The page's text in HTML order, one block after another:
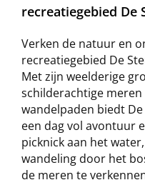
recreatiegebied De
Verken de natuur en
recreatiegebied De
Met zijn weelderige
schilderachtige
wandelpaden biedt
een dag vol avontuur
picknick aan het
wandeling door het
de meren te